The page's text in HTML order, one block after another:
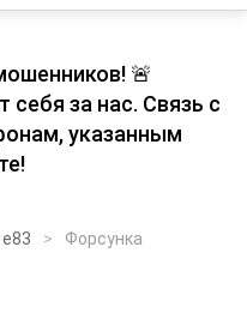
🚨
за нас. Связь с
указанным
Форсунка